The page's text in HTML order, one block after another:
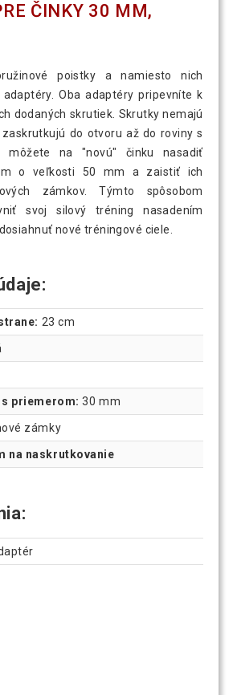
ČINKY 30 MM,
poistky a namiesto nich
Oba adaptéry pripevníte k
dodaných skrutiek. Skrutky nemajú
do otvoru až do roviny s
môžete na "novú" činku nasadiť
o veľkosti 50 mm a zaistiť ich
zámkov. Týmto spôsobom
svoj silový tréning nasadením
nové tréningové ciele.
23 cm
priemerom: 30 mm
zámky
na naskrutkovanie